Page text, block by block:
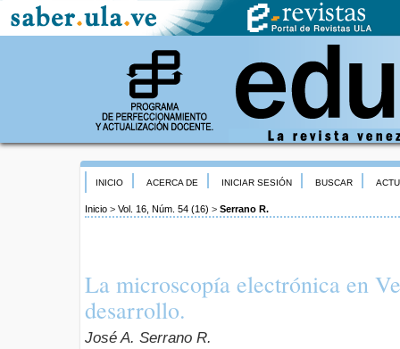
INICIO ACERCA DE INICIAR SESIÓN BUSCAR
Inicio > Vol. 16, Núm. 54 (16) > Serrano R.
La microscopía electrónica en
desarrollo.
José A. Serrano R.